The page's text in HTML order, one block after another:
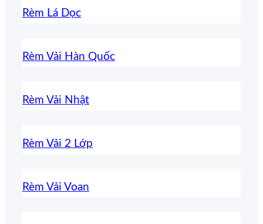
Rèm Lá Dọc
Rèm Vải Hàn Quốc
Rèm Vải Nhật
Rèm Vải 2 Lớp
Rèm Vải Voan